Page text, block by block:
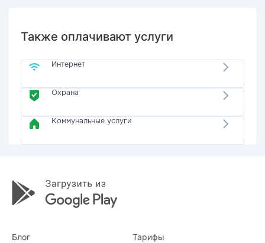
Также оплачивают услуги
Интернет
Охрана
Коммунальные услуги
Блог Тарифы